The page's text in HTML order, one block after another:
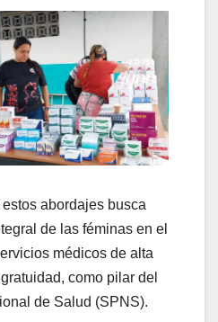
abordajes busca
de las féminas en el
médicos de alta
como pilar del
de Salud (SPNS).